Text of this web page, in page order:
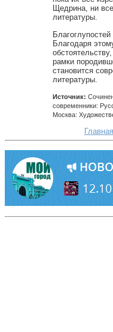
Щедрина, ни
литературы.
Благодаря
рамки
становится
литературы.
Источник:
современники:
Москва: